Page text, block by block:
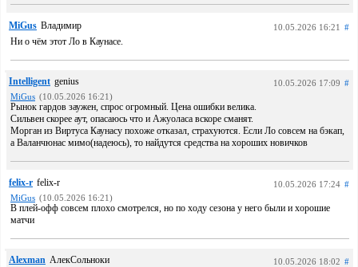
MiGus Владимир 10.05.2026 16:21 #
Ни о чём этот Ло в Каунасе.
Intelligent genius 10.05.2026 17:09 #
MiGus (10.05.2026 16:21)
Рынок гардов заужен, спрос огромный. Цена ошибки велика.
Сильвен скорее аут, опасаюсь что и Ажуоласа вскоре сманят.
Морган из Виртуса Каунасу похоже отказал, страхуются. Если Ло совсем на бэкап,
а Валанчюнас мимо(надеюсь), то найдутся средства на хороших новичков
felix-r felix-r 10.05.2026 17:24 #
MiGus (10.05.2026 16:21)
В плей-офф совсем плохо смотрелся, но по ходу сезона у него были и хорошие
матчи
Alexman АлекСольноки 10.05.2026 18:02 #